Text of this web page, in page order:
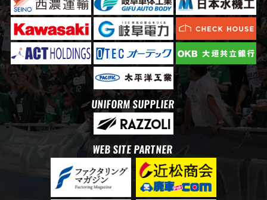
UNIFORM SUPPLIER
WEB SITE PARTNER